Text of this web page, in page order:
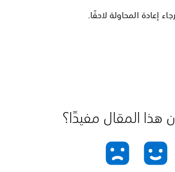
إعادة المحاولة لاحقًا.
هذا المقال مفيدًا؟